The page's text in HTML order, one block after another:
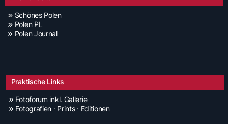
Schönes Polen
Polen PL
Polen Journal
Praktische Links
Fotoforum inkl. Gallerie
Fotografien · Prints · Editionen